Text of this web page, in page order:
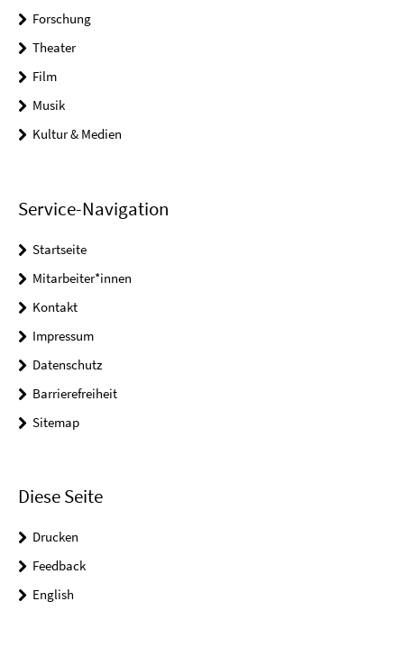
Forschung
Theater
Film
Musik
Kultur & Medien
Service-Navigation
Startseite
Mitarbeiter*innen
Kontakt
Impressum
Datenschutz
Barrierefreiheit
Sitemap
Diese Seite
Drucken
Feedback
English